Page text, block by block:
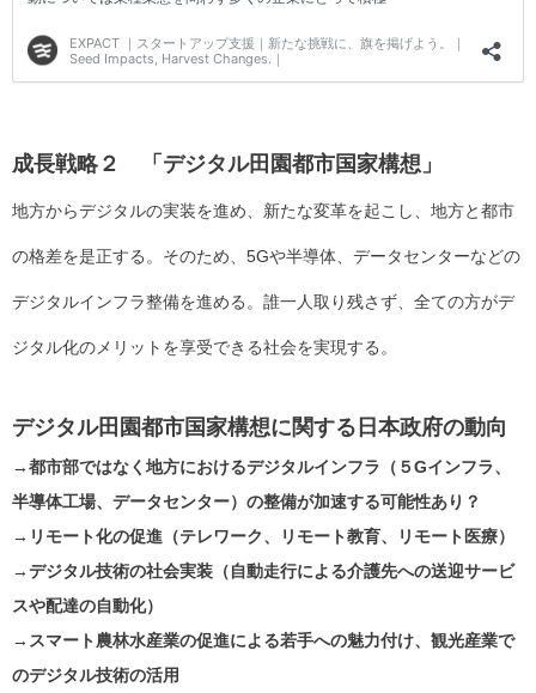
成長戦略２ 「デジタル田園都市国家構想」
地方からデジタルの実装を進め、新たな変革を起こし、地方と都市
の格差を是正する。そのため、5Gや半導体、データセンターなどの
デジタルインフラ整備を進める。誰一人取り残さず、全ての方がデ
ジタル化のメリットを享受できる社会を実現する。
デジタル田園都市国家構想に関する日本政府の動向
→都市部ではなく地方におけるデジタルインフラ（５Gインフラ、
半導体工場、データセンター）の整備が加速する可能性あり？
→リモート化の促進（テレワーク、リモート教育、リモート医療）
→デジタル技術の社会実装（自動走行による介護先への送迎サービ
スや配達の自動化）
→スマート農林水産業の促進による若手への魅力付け、観光産業で
のデジタル技術の活用